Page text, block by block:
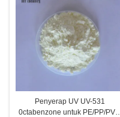
Penyerap UV UV-531
0ctabenzone untuk PE/PP/PVC